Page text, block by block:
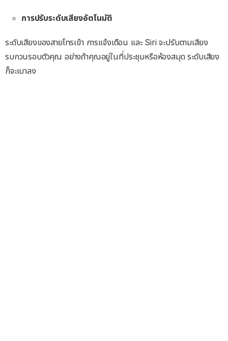
การปรับระดับเสียงอัตโนมัติ
ระดับเสียงของสายโทรเข้า การแจ้งเตือน และ Siri จะปรับตามเสียง
รบกวนรอบตัวคุณ อย่างถ้าคุณอยู่ในที่ประชุมหรือห้องสมุด ระดับเสียง
ก็จะเบาลง